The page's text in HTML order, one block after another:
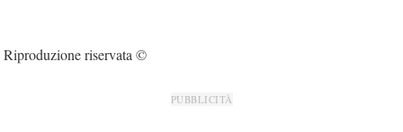
Riproduzione riservata ©
PUBBLICITÀ